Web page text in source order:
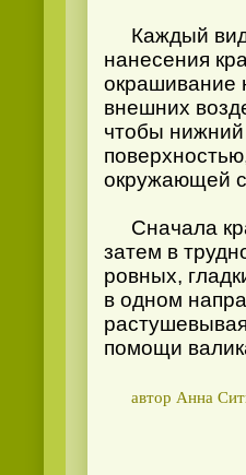
Каждый вид
нанесения
окрашивание
внешних
чтобы
окружающей
Сначала
затем в
ровных,
в одном
помощи
автор Анна